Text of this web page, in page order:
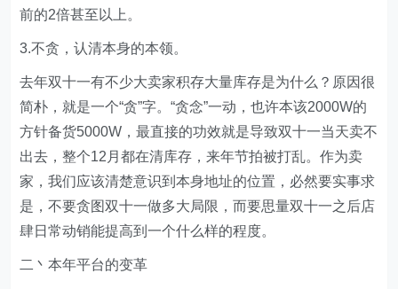
前的2倍甚至以上。
3.不贪，认清本身的本领。
去年双十一有不少大卖家积存大量库存是为什么？原因很
简朴，就是一个“贪”字。“贪念”一动，也许本该2000W的
方针备货5000W，最直接的功效就是导致双十一当天卖不
出去，整个12月都在清库存，来年节拍被打乱。作为卖
家，我们应该清楚意识到本身地址的位置，必然要实事求
是，不要贪图双十一做多大局限，而要思量双十一之后店
肆日常动销能提高到一个什么样的程度。
二丶本年平台的变革